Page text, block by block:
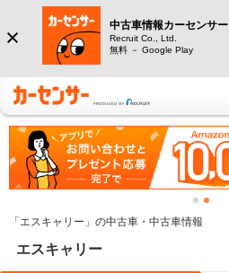
中古車情報カーセンサー
Recruit Co., Ltd.
無料 － Google Play
「エスキャリー」の中古車・中古車情報
エスキャリー